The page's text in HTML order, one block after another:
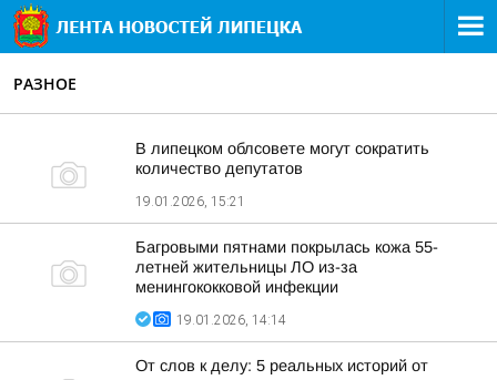
РАЗНОЕ
В липецком облсовете могут сократить
количество депутатов
19.01.2026, 15:21
Багровыми пятнами покрылась кожа 55-
летней жительницы ЛО из-за
менингококковой инфекции
19.01.2026, 14:14
От слов к делу: 5 реальных историй от